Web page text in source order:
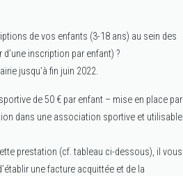
de vos enfants (3-18 ans) au sein des
inscription par enfant) ?
jusqu’à fin juin 2022.
de 50 € par enfant – mise en place par
dans une association sportive et utilisable
prestation (cf. tableau ci-dessous), il vous
une facture acquittée et de la